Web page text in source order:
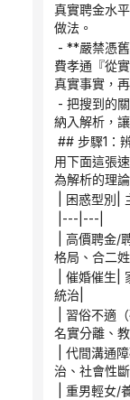
真實聘金水
做法。
費孝通『從
真實事實，
納入解析，
## 步驟1：
用下面這張
為解析的理論
| 困惑型別|
|---|---|
格局、合二
統治|
名實分離、教
治、社會性斷